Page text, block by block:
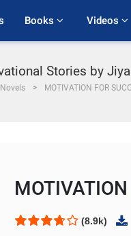
Books Videos
Stories by
MOTIVATION FOR
MOTIVATION
(8.9k)